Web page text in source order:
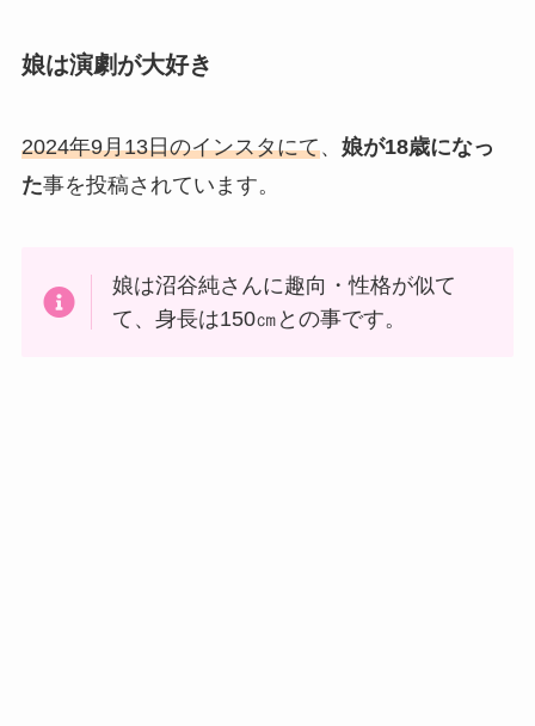
娘は演劇が大好き
2024年9月13日のインスタにて、 娘が18歳になっ
た事を投稿されています。
娘は沼谷純さんに趣向・性格が似て
て、身長は150㎝との事です。